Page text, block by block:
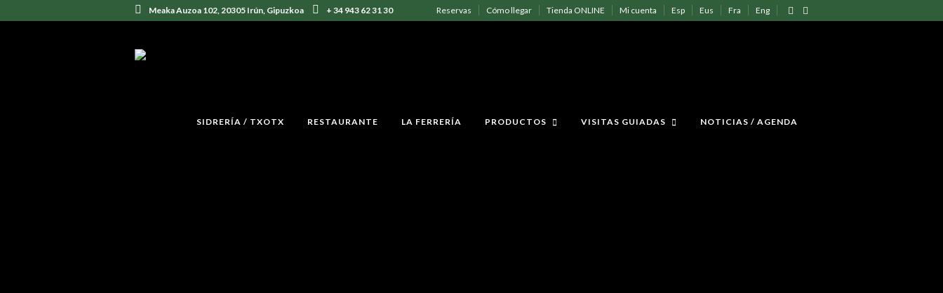
Reservas Cómo llegar Tienda ONLINE Mi cuenta Esp Eus Fra Eng
Meaka Auzoa 102, 20305 Irún, Gipuzkoa + 34 943 62 31 30
SIDRERÍA / TXOTX RESTAURANTE LA FERRERÍA PRODUCTOS VISITAS GUIADAS NOTICIAS / AGENDA